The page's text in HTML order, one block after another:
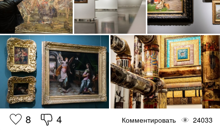
8 4 Комментировать 24033